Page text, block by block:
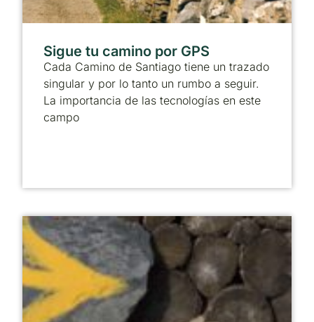
Sigue tu camino por GPS
Cada Camino de Santiago tiene un trazado
singular y por lo tanto un rumbo a seguir.
La importancia de las tecnologías en este
campo